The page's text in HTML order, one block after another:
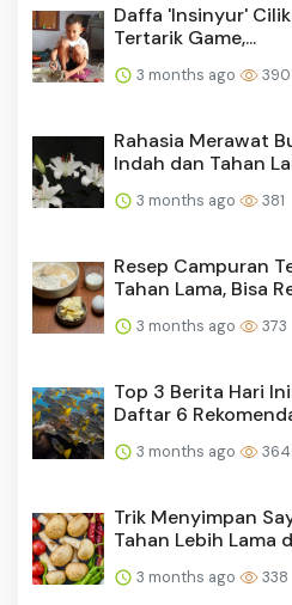
Daffa 'Insinyur'
Tertarik Game,...
3 months ago 390
Rahasia Merawat
Indah dan Tahan
3 months ago 381
Resep Campuran
Tahan Lama, Bisa
3 months ago 373
Top 3 Berita Hari
Daftar 6
3 months ago 364
Trik Menyimpan
Tahan Lebih Lama
3 months ago 338